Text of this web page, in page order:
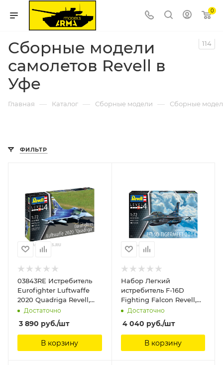
0
Сборные модели
самолетов Revell в
Уфе
114
Главная — Каталог — Сборные модели — Сборные
ФИЛЬТР
03843RE Истребитель
Eurofighter Luftwaffe
2020 Quadriga Revell,
1/72Достаточно
3 890 руб./шт
В корзину
Набор Легкий
истребитель F-16D
Fighting Falcon Revell,
1/72Достаточно
4 040 руб./шт
В корзину